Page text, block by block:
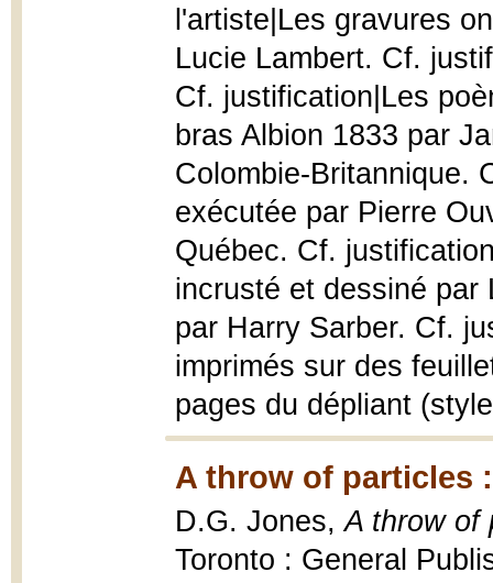
l'artiste|Les gravures
Lucie Lambert. Cf.
Cf. justification|Les
bras Albion 1833 par
Colombie-Britannique.
exécutée par Pierre
Québec. Cf.
incrusté et dessiné par
par Harry Sarber. Cf.
imprimés sur des
pages du dépliant
A throw of particles
D.G. Jones,A throw of
Toronto : General